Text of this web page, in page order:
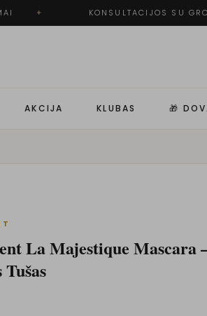
KONSULTACIJOS SU
AKCIJA KLUBAS 🎁
La Majestique Mascara